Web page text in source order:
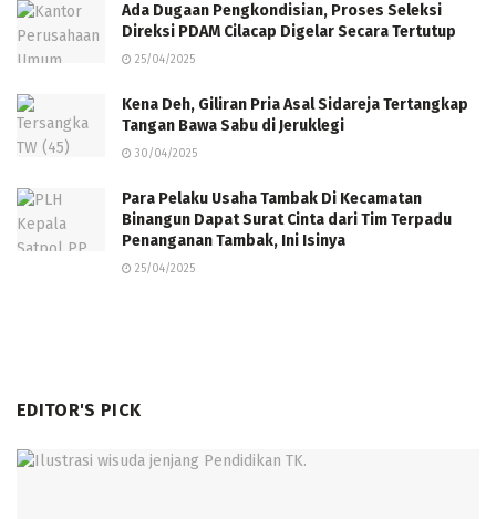
Ada Dugaan Pengkondisian, Proses Seleksi
Direksi PDAM Cilacap Digelar Secara Tertutup
25/04/2025
Kena Deh, Giliran Pria Asal Sidareja Tertangkap
Tangan Bawa Sabu di Jeruklegi
30/04/2025
Para Pelaku Usaha Tambak Di Kecamatan
Binangun Dapat Surat Cinta dari Tim Terpadu
Penanganan Tambak, Ini Isinya
25/04/2025
EDITOR'S PICK